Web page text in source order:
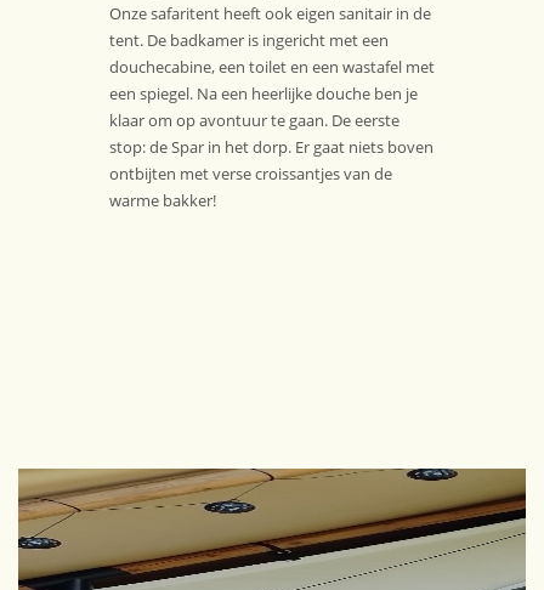
Onze safaritent heeft ook eigen sanitair in de
tent. De badkamer is ingericht met een
douchecabine, een toilet en een wastafel met
een spiegel. Na een heerlijke douche ben je
klaar om op avontuur te gaan. De eerste
stop: de Spar in het dorp. Er gaat niets boven
ontbijten met verse croissantjes van de
warme bakker!